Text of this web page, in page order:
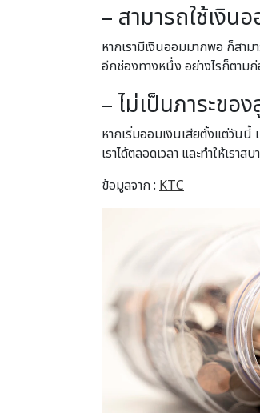
– สามารถใช้เงิน
หากเรามีเงินออมมากพอ ก็สา
อีกช่องทางหนึ่ง อย่างไรก็ตาม
– ไม่เป็นภาระขอ
หากเริ่มออมเงินเสียตั้งแต่วันนี้
เราได้ตลอดเวลา และทำให้เรา
ข้อมูลจาก : KTC